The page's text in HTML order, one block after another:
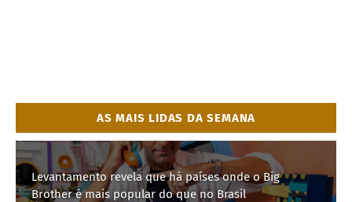
AS MAIS LIDAS DA SEMANA
Levantamento revela que há países onde o Big
Brother é mais popular do que no Brasil